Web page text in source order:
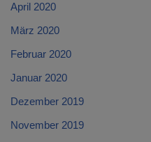
April 2020
März 2020
Februar 2020
Januar 2020
Dezember 2019
November 2019